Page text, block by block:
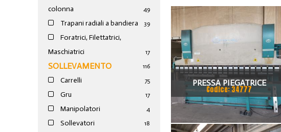
colonna
49
Trapani radiali a bandiera 39
Foratrici, Filettatrici,
Maschiatrici
17
SOLLEVAMENTO 116
Carrelli 75
Gru 17
Manipolatori 4
Sollevatori 18
PRESSA PIEGATRICE
VIMERCATI 80X4175
Codice: 34777